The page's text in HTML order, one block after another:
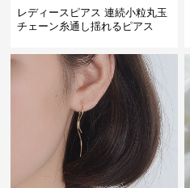
レディースピアス 連続小粒丸玉
チェーン糸通し揺れるピアス